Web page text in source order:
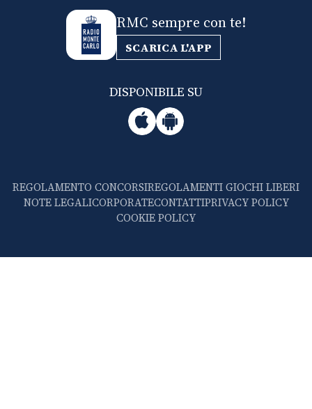
RMC sempre con te!
SCARICA L'APP
DISPONIBILE SU
REGOLAMENTO CONCORSIREGOLAMENTI GIOCHI LIBERI
NOTE LEGALICORPORATECONTATTIPRIVACY POLICY
COOKIE POLICY